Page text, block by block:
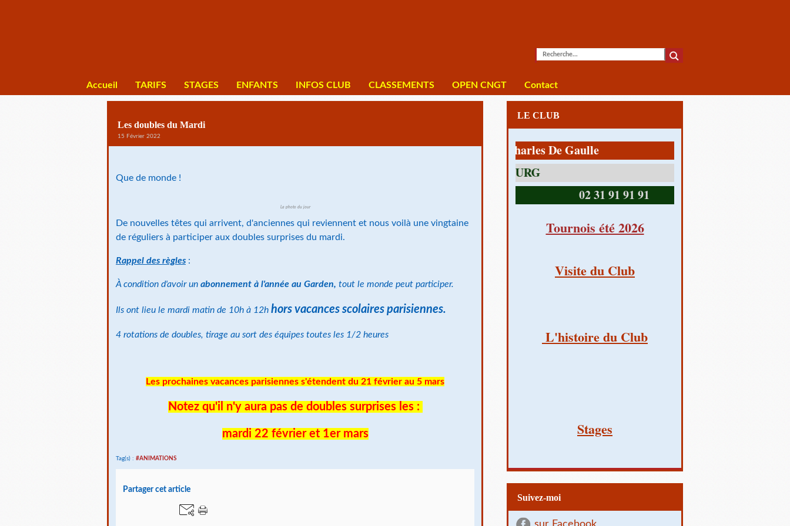
Accueil TARIFS STAGES ENFANTS INFOS CLUB CLASSEMENTS OPEN CNGT Contact
Les doubles du Mardi
15 Février 2022
Que de monde !
La photo du jour
De nouvelles têtes qui arrivent, d'anciennes qui reviennent et nous voilà une vingtaine
de réguliers à participer aux doubles surprises du mardi.
Rappel des règles :
À condition d'avoir un abonnement à l'année au Garden, tout le monde peut participer.
Ils ont lieu le mardi matin de 10h à 12h hors vacances scolaires parisiennes.
4 rotations de doubles, tirage au sort des équipes toutes les 1/2 heures
Les prochaines vacances parisiennes s'étendent du 21 février au 5 mars
Notez qu'il n'y aura pas de doubles surprises les :
mardi 22 février et 1er mars
Tag(s) : #ANIMATIONS
Partager cet article
LE CLUB
1 av Charles De Gaulle
02 31 91 91 91
Tournois été 2026
Visite du Club
L'histoire du Club
Stages
Suivez-moi
sur Facebook